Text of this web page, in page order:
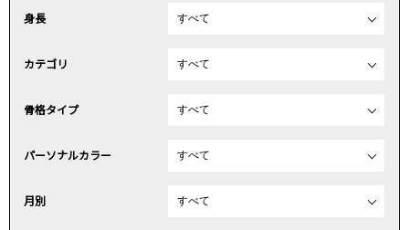
身長
カテゴリ
骨格タイプ
パーソナルカラー
月別